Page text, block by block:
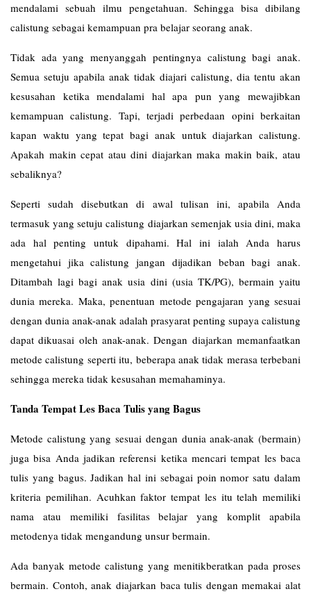
mendalami sebuah ilmu pengetahuan. Sehingga bisa dibilang
calistung sebagai kemampuan pra belajar seorang anak.
Tidak ada yang menyanggah pentingnya calistung bagi anak.
Semua setuju apabila anak tidak diajari calistung, dia tentu akan
kesusahan ketika mendalami hal apa pun yang mewajibkan
kemampuan calistung. Tapi, terjadi perbedaan opini berkaitan
kapan waktu yang tepat bagi anak untuk diajarkan calistung.
Apakah makin cepat atau dini diajarkan maka makin baik, atau
sebaliknya?
Seperti sudah disebutkan di awal tulisan ini, apabila Anda
termasuk yang setuju calistung diajarkan semenjak usia dini, maka
ada hal penting untuk dipahami. Hal ini ialah Anda harus
mengetahui jika calistung jangan dijadikan beban bagi anak.
Ditambah lagi bagi anak usia dini (usia TK/PG), bermain yaitu
dunia mereka. Maka, penentuan metode pengajaran yang sesuai
dengan dunia anak-anak adalah prasyarat penting supaya calistung
dapat dikuasai oleh anak-anak. Dengan diajarkan memanfaatkan
metode calistung seperti itu, beberapa anak tidak merasa terbebani
sehingga mereka tidak kesusahan memahaminya.
Tanda Tempat Les Baca Tulis yang Bagus
Metode calistung yang sesuai dengan dunia anak-anak (bermain)
juga bisa Anda jadikan referensi ketika mencari tempat les baca
tulis yang bagus. Jadikan hal ini sebagai poin nomor satu dalam
kriteria pemilihan. Acuhkan faktor tempat les itu telah memiliki
nama atau memiliki fasilitas belajar yang komplit apabila
metodenya tidak mengandung unsur bermain.
Ada banyak metode calistung yang menitikberatkan pada proses
bermain. Contoh, anak diajarkan baca tulis dengan memakai alat